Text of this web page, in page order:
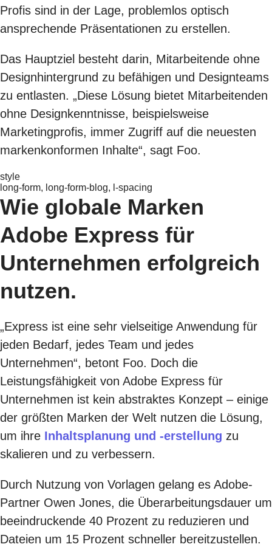
Profis sind in der Lage, problemlos optisch
ansprechende Präsentationen zu erstellen.
Das Hauptziel besteht darin, Mitarbeitende ohne
Designhintergrund zu befähigen und Designteams
zu entlasten. „Diese Lösung bietet Mitarbeitenden
ohne Designkenntnisse, beispielsweise
Marketingprofis, immer Zugriff auf die neuesten
markenkonformen Inhalte“, sagt Foo.
style
long-form, long-form-blog, l-spacing
Wie globale Marken
Adobe Express für
Unternehmen erfolgreich
nutzen.
„Express ist eine sehr vielseitige Anwendung für
jeden Bedarf, jedes Team und jedes
Unternehmen“, betont Foo. Doch die
Leistungsfähigkeit von Adobe Express für
Unternehmen ist kein abstraktes Konzept – einige
der größten Marken der Welt nutzen die Lösung,
um ihre Inhaltsplanung und -erstellung zu
skalieren und zu verbessern.
Durch Nutzung von Vorlagen gelang es Adobe-
Partner Owen Jones, die Überarbeitungsdauer um
beeindruckende 40 Prozent zu reduzieren und
Dateien um 15 Prozent schneller bereitzustellen.